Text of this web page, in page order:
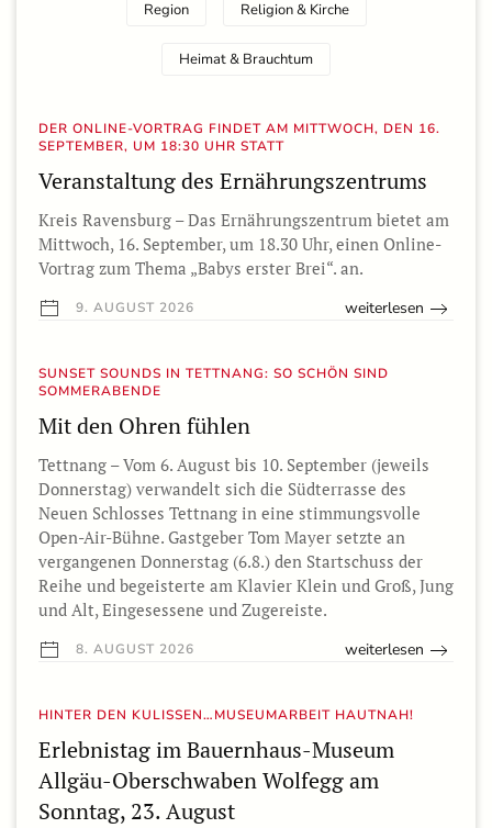
Region Religion & Kirche
Heimat & Brauchtum
DER ONLINE-VORTRAG FINDET AM MITTWOCH, DEN 16.
SEPTEMBER, UM 18:30 UHR STATT
Veranstaltung des Ernährungszentrums
Kreis Ravensburg – Das Ernährungszentrum bietet am
Mittwoch, 16. September, um 18.30 Uhr, einen Online-
Vortrag zum Thema „Babys erster Brei“. an.
9. AUGUST 2026 weiterlesen
SUNSET SOUNDS IN TETTNANG: SO SCHÖN SIND
SOMMERABENDE
Mit den Ohren fühlen
Tettnang – Vom 6. August bis 10. September (jeweils
Donnerstag) verwandelt sich die Südterrasse des
Neuen Schlosses Tettnang in eine stimmungsvolle
Open-Air-Bühne. Gastgeber Tom Mayer setzte an
vergangenen Donnerstag (6.8.) den Startschuss der
Reihe und begeisterte am Klavier Klein und Groß, Jung
und Alt, Eingesessene und Zugereiste.
8. AUGUST 2026 weiterlesen
HINTER DEN KULISSEN…MUSEUMARBEIT HAUTNAH!
Erlebnistag im Bauernhaus-Museum
Allgäu-Oberschwaben Wolfegg am
Sonntag, 23. August